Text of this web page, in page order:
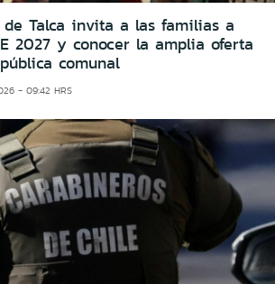
Talca invita a las familias a
2027 y conocer la amplia oferta
comunal
- 09:42 HRS